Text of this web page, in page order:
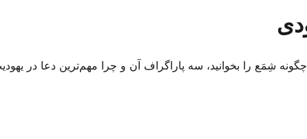
شِمَع را بخوانید، سه پاراگراف آن و چرا مهم‌ترین دعا در